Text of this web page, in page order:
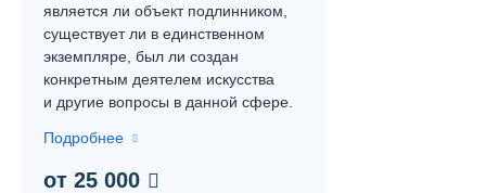
является ли объект подлинником,
существует ли в единственном
экземпляре, был ли создан
конкретным деятелем искусства
и другие вопросы в данной сфере.
Подробнее
от 25 000